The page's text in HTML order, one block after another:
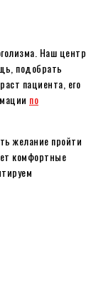
Наш центр
подобрать
пациента, его
по
желание пройти
комфортные